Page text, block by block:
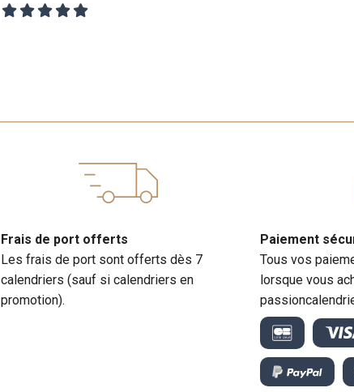
Frais de port offerts
Les frais de port sont offerts dès 7
calendriers (sauf si calendriers en
promotion).
Paiement
Tous vos
lorsque vous